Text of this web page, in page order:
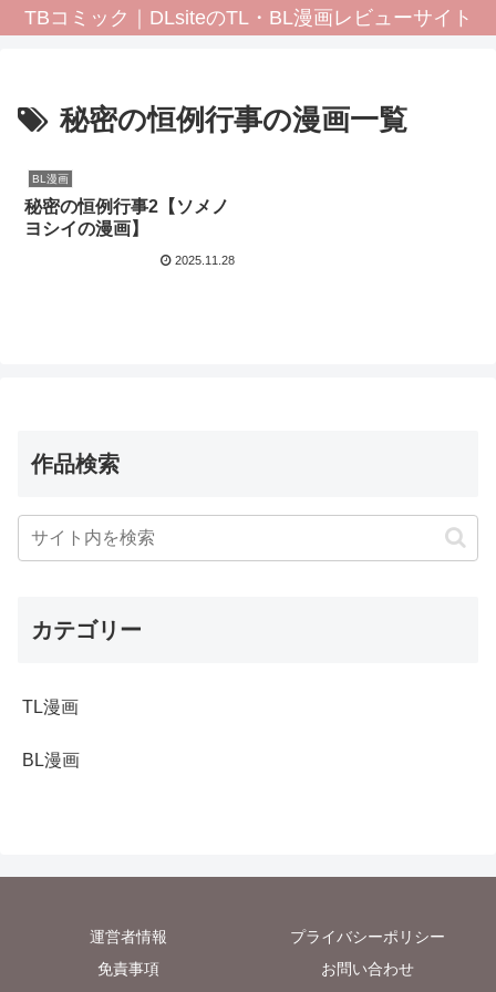
TBコミック｜DLsiteのTL・BL漫画レビューサイト
秘密の恒例行事の漫画一覧
BL漫画
秘密の恒例行事2【ソメノ
ヨシイの漫画】
2025.11.28
作品検索
カテゴリー
TL漫画
BL漫画
運営者情報
プライバシーポリシー
免責事項
お問い合わせ